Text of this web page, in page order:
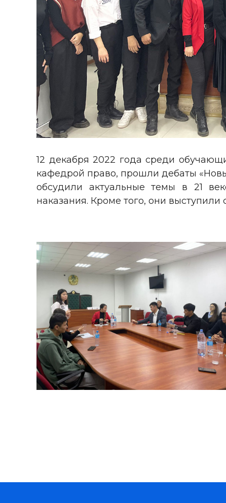
12 декабря 2022 года среди
кафедрой право, прошли дебаты
обсудили актуальные темы в 21
наказания. Кроме того, они